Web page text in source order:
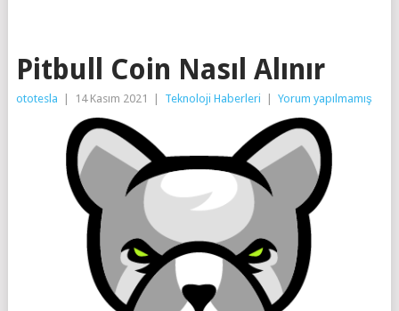
Pitbull Coin Nasıl Alınır
ototesla 14 Kasım 2021 Teknoloji Haberleri Yorum yapılmamış